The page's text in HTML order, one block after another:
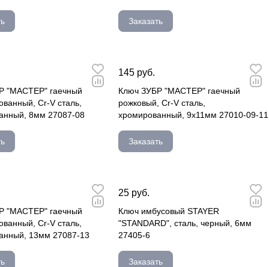
Заказать
"МАСТЕР" гаечный
Cr-V сталь,
8мм 27087-08
145 руб.
Ключ ЗУБР "МАСТЕР" гаечный
рожковый, Cr-V сталь,
хромированный, 9х11мм 27010-09-11
Заказать
"МАСТЕР" гаечный
Cr-V сталь,
13мм 27087-13
25 руб.
Ключ имбусовый STAYER
"STANDARD", сталь, черный, 6мм
27405-6
Заказать